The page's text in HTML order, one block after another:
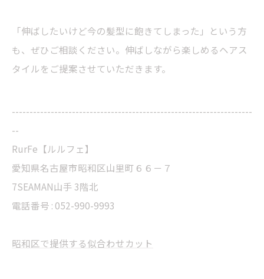
「伸ばしたいけど今の髪型に飽きてしまった」という方
も、ぜひご相談ください。伸ばしながら楽しめるヘアス
タイルをご提案させていただきます。
--------------------------------------------------------------------
--
RurFe【ルルフェ】
愛知県名古屋市昭和区山里町６６－７
7SEAMAN山手 3階北
電話番号 : 052-990-9993
昭和区で提供する似合わせカット